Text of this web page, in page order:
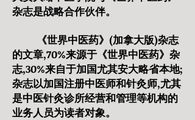
杂志是战略合作伙伴。
《世界中医药》(加拿大版)杂志
的文章,70%来源于《世界中医药》杂
志,30%来自于加国尤其安大略省本地;
杂志以加国注册中医师和针灸师,尤其
是中医针灸诊所经营和管理等机构的
业务人员为读者对象。